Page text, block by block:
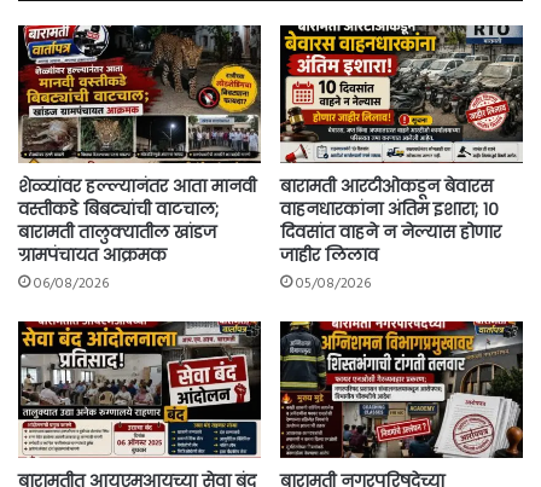
शेळ्यांवर हल्ल्यानंतर आता मानवी
वस्तीकडे बिबट्यांची वाटचाल;
बारामती तालुक्यातील खांडज
ग्रामपंचायत आक्रमक
06/08/2026
बारामती आरटीओकडून बेवारस
वाहनधारकांना अंतिम इशारा; १०
दिवसांत वाहने न नेल्यास होणार
जाहीर लिलाव
05/08/2026
बारामतीत आयएमआयच्या सेवा बंद बारामती नगरपरिषदेच्या